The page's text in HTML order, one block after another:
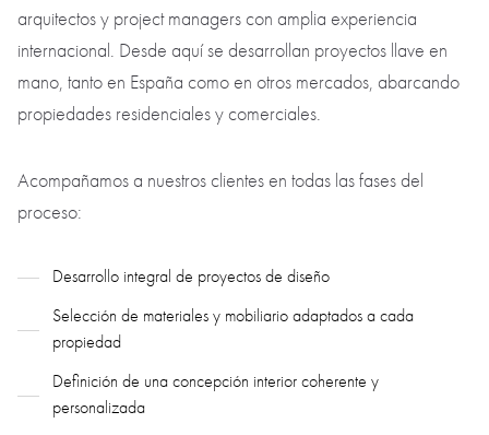
arquitectos y project managers con amplia experiencia
internacional. Desde aquí se desarrollan proyectos llave en
mano, tanto en España como en otros mercados, abarcando
propiedades residenciales y comerciales.
Acompañamos a nuestros clientes en todas las fases del
proceso:
Desarrollo integral de proyectos de diseño
Selección de materiales y mobiliario adaptados a cada
propiedad
Definición de una concepción interior coherente y
personalizada